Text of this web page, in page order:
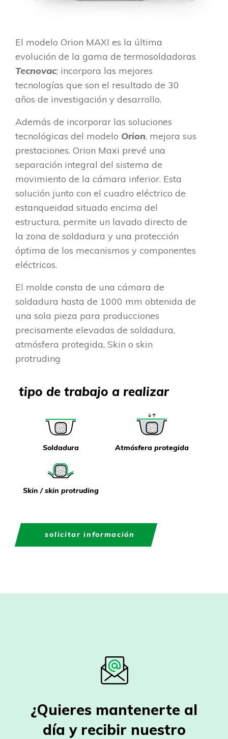
El modelo Orion MAXI es la última
evolución de la gama de termosoldadoras
Tecnovac; incorpora las mejores
tecnologías que son el resultado de 30
años de investigación y desarrollo.
Además de incorporar las soluciones
tecnológicas del modelo Orion, mejora sus
prestaciones. Orion Maxi prevé una
separación integral del sistema de
movimiento de la cámara inferior. Esta
solución junto con el cuadro eléctrico de
estanqueidad situado encima del
estructura, permite un lavado directo de
la zona de soldadura y una protección
óptima de los mecanismos y componentes
eléctricos.
El molde consta de una cámara de
soldadura hasta de 1000 mm obtenida de
una sola pieza para producciones
precisamente elevadas de soldadura,
atmósfera protegida, Skin o skin
protruding
tipo de trabajo a realizar
Soldadura Atmósfera protegida
Skin / skin protruding
solicitar información
¿Quieres mantenerte al
día y recibir nuestro